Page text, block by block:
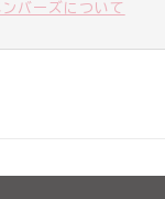
ンバーズについて